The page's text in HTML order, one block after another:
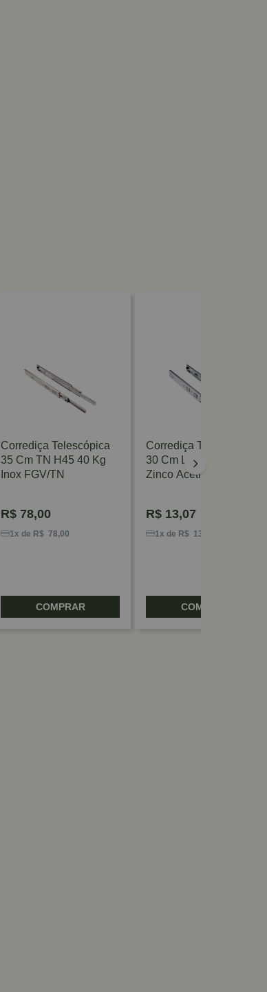
Corrediça Telescópica
35 Cm TN H45 40 Kg
Inox FGV/TN
R$ 78,00
1x de R$ 78,00
COMPRAR
Corrediça Telescópica
30 Cm Larga H42 30 Kg
Zinco Acetinado
R$ 13,07
1x de R$ 13,07
COMPRAR